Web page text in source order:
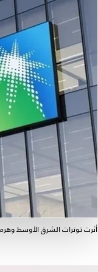
أثرت توترات الشرق الأوسط